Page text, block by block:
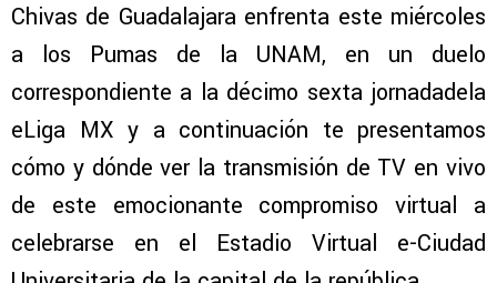
Chivas de Guadalajara enfrenta este miércoles
a los Pumas de la UNAM, en un duelo
correspondiente a la décimo sexta jornadadela
eLiga MX y a continuación te presentamos
cómo y dónde ver la transmisión de TV en vivo
de este emocionante compromiso virtual a
celebrarse en el Estadio Virtual e-Ciudad